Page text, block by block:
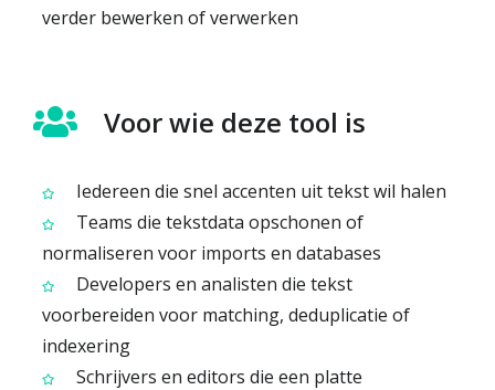
verder bewerken of verwerken
Voor wie deze tool is
Iedereen die snel accenten uit tekst wil halen
Teams die tekstdata opschonen of
normaliseren voor imports en databases
Developers en analisten die tekst
voorbereiden voor matching, deduplicatie of
indexering
Schrijvers en editors die een platte